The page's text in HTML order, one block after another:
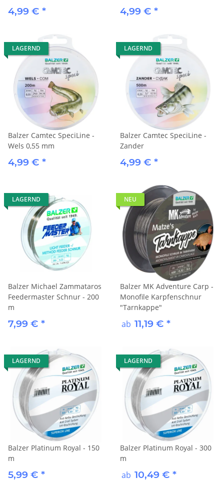
4,99 € * 4,99 € *
LAGERND
Balzer Camtec SpeciLine -
Wels 0,55 mm
4,99 € *
LAGERND
Balzer Camtec SpeciLine -
Zander
4,99 € *
LAGERND
Balzer Michael Zammataros
Feedermaster Schnur - 200
m
7,99 € *
NEU
Balzer MK Adventure Carp -
Monofile Karpfenschnur
"Tarnkappe"
ab 11,19 € *
LAGERND
Balzer Platinum Royal - 150
m
5,99 € *
LAGERND
Balzer Platinum Royal - 300
m
ab 10,49 € *